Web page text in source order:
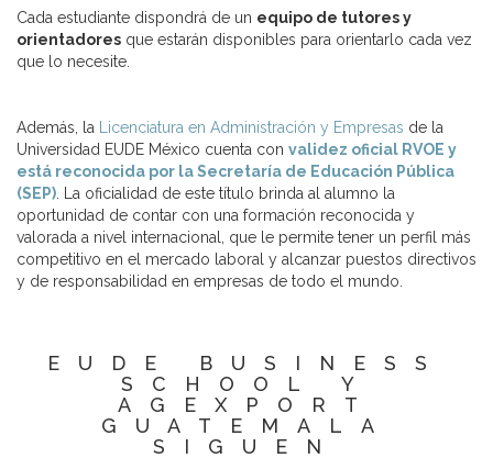
Cada estudiante dispondrá de un equipo de tutores y
orientadores que estarán disponibles para orientarlo cada vez
que lo necesite.
Además, la Licenciatura en Administración y Empresas de la
Universidad EUDE México cuenta con validez oficial RVOE y
está reconocida por la Secretaría de Educación Pública
(SEP) . La oficialidad de este título brinda al alumno la
oportunidad de contar con una formación reconocida y
valorada a nivel internacional, que le permite tener un perfil más
competitivo en el mercado laboral y alcanzar puestos directivos
y de responsabilidad en empresas de todo el mundo.
EUDE BUSINESS
SCHOOL Y
AGEXPORT
GUATEMALA
SIGUEN